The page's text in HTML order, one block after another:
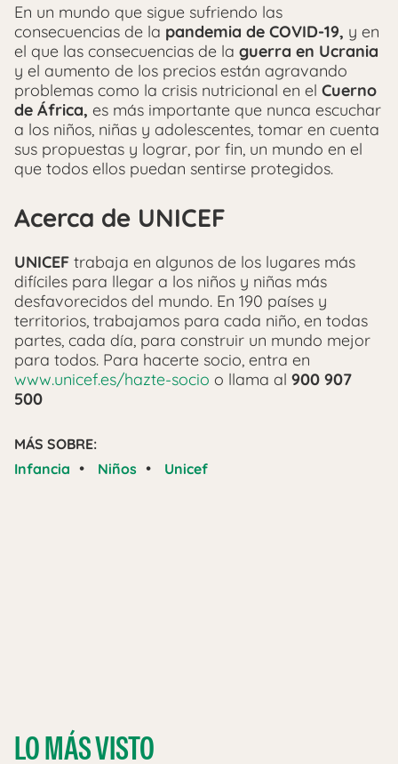
En un mundo que sigue sufriendo las
consecuencias de la pandemia de COVID-19, y en
el que las consecuencias de la guerra en Ucrania
y el aumento de los precios están agravando
problemas como la crisis nutricional en el Cuerno
de África, es más importante que nunca escuchar
a los niños, niñas y adolescentes, tomar en cuenta
sus propuestas y lograr, por fin, un mundo en el
que todos ellos puedan sentirse protegidos.
Acerca de UNICEF
UNICEF trabaja en algunos de los lugares más
difíciles para llegar a los niños y niñas más
desfavorecidos del mundo. En 190 países y
territorios, trabajamos para cada niño, en todas
partes, cada día, para construir un mundo mejor
para todos. Para hacerte socio, entra en
www.unicef.es/hazte-socio o llama al 900 907
500
MÁS SOBRE:
Infancia • Niños • Unicef
LO MÁS VISTO